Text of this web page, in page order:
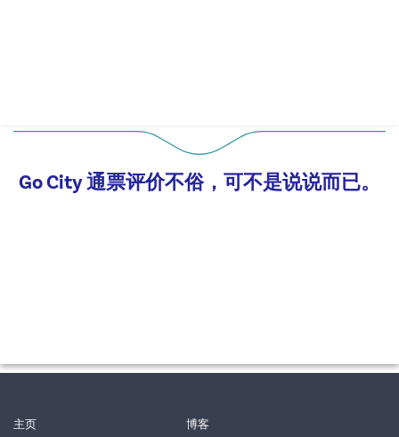
Go City 通票评价不俗，可不是说说而已。
主页
博客